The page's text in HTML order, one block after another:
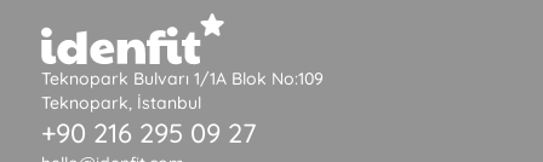
Teknopark Bulvarı 1/1A Blok No:109
Teknopark, İstanbul
+90 216 295 09 27